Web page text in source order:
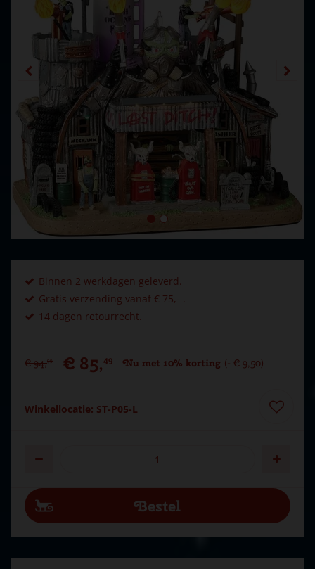
Binnen 2 werkdagen geleverd.
Gratis verzending vanaf € 75,- .
14 dagen retourrecht.
€ 94,99 € 85,49 Nu met 10% korting € 9,50
Winkellocatie: ST-P05-L